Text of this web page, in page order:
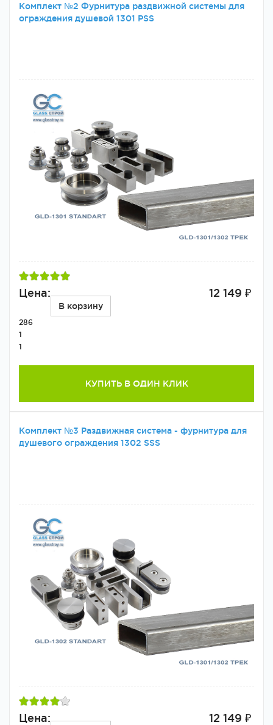
Комплект №2 Фурнитура раздвижной системы для
ограждения душевой 1301 PSS
Цена: 12 149 ₽
В корзину
286
1
1
КУПИТЬ В ОДИН КЛИК
Комплект №3 Раздвижная система - фурнитура для
душевого ограждения 1302 SSS
Цена: 12 149 ₽